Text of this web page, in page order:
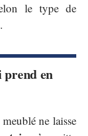
le type de
en
ne laisse